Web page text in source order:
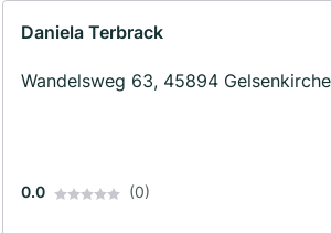
Daniela Terbrack
Wandelsweg 63, 45894
0.0 (0)